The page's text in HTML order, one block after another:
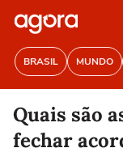
BRASIL MUNDO
Quais são
fechar